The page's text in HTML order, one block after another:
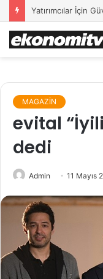
Yatırımcılar İçin
MAGAZİN
evital
dedi
Admin 11 Mayıs